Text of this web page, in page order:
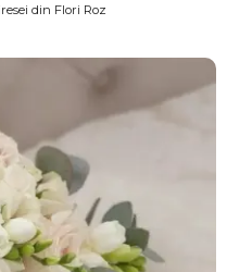
din Flori Roz